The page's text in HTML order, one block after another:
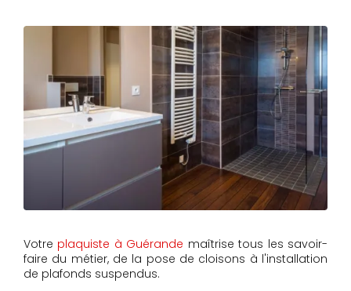
Votre plaquiste à Guérande maîtrise tous les savoir-
faire du métier, de la pose de cloisons à l'installation
de plafonds suspendus.